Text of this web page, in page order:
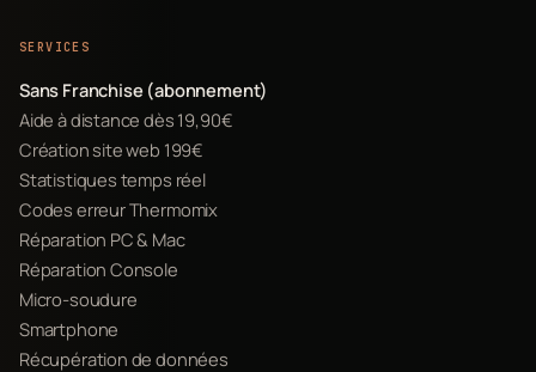
SERVICES
Sans Franchise (abonnement)
Aide à distance dès 19,90€
Création site web 199€
Statistiques temps réel
Codes erreur Thermomix
Réparation PC & Mac
Réparation Console
Micro-soudure
Smartphone
Récupération de données